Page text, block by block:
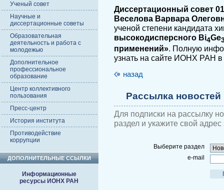
Ученый совет
Научные и
диссертационные советы
Образовательная
деятельность и работа с
молодежью
Дополнительное
профессиональное
образование
Центр коллективного
пользования
Пресс-центр
История института
Противодействие
коррупции
ДОПОЛНИТЕЛЬНЫЕ ССЫЛКИ
Информационные
ресурсы ИОНХ РАН
Диссертационный совет
Веселова Варвара
ученой степени кандидата
высокодисперсного Bi4Ge
применений». Полную
узнать на сайте ИОНХ РАН
назад
Рассылка новостей
Для подписки на рассылку
раздел и укажите свой
Выберите раздел
e-mail